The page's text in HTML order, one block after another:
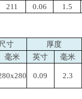
211 0.06 1.5
寸 厚度
毫米 英寸 毫米
0.09 2.3